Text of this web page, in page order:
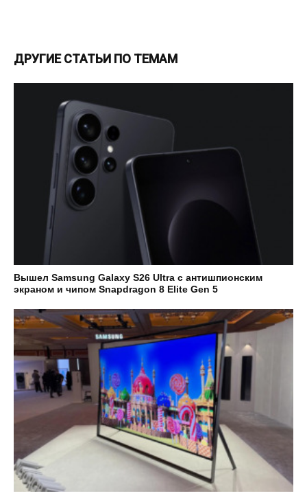
ДРУГИЕ СТАТЬИ ПО ТЕМАМ
Вышел Samsung Galaxy S26 Ultra с антишпионским
экраном и чипом Snapdragon 8 Elite Gen 5